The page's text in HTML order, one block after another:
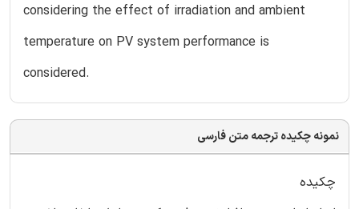
considering the effect of irradiation and ambient
temperature on PV system performance is
considered.
نمونه چکیده ترجمه متن فارسی
چکیده